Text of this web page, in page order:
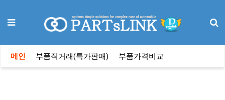
메인 부품직거래(특가판매) 부품가격비교